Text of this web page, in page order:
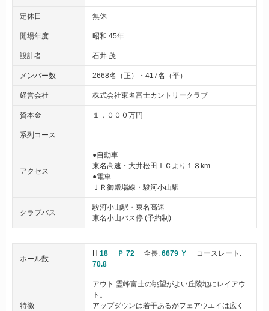
定休日 無休
開場年度 昭和 45年
設計者 石井 茂
メンバー数 2668名（正）・417名（平）
経営会社 株式会社東名富士カントリークラブ
資本金 １，０００万円
系列コース
アクセス
●自動車
東名高速・大井松田ＩＣより１８km
●電車
ＪＲ御殿場線・駿河小山駅
クラブバス
駿河小山駅・東名高速
東名小山バス停 (予約制)
ホール数
H 18 Ｐ 72 全長: 6679 Ｙ
コースレート:
70.8
特徴
アウト 霊峰富士の眺望がよい丘陵地にレイアウ
ト。
アップダウンは若干あるがフェアウエイは広く